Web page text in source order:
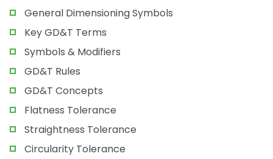
General Dimensioning Symbols
Key GD&T Terms
Symbols & Modifiers
GD&T Rules
GD&T Concepts
Flatness Tolerance
Straightness Tolerance
Circularity Tolerance